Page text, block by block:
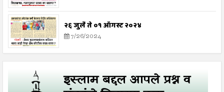
२६ जुलै ते ०१ ऑगस्ट २०२४
7/26/2024